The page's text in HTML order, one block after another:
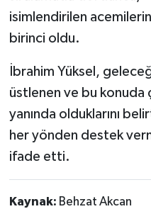
isimlendirilen acemilerin
birinci oldu.
İbrahim Yüksel,
üstlenen ve bu konuda
yanında olduklarını
her yönden destek
ifade etti.
Kaynak: Behzat Akcan